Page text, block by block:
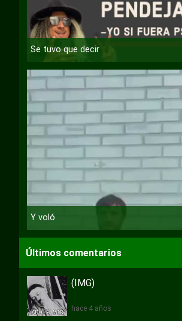
Se tuvo que decir
Y voló
Últimos comentarios
(IMG)
hace 4 años